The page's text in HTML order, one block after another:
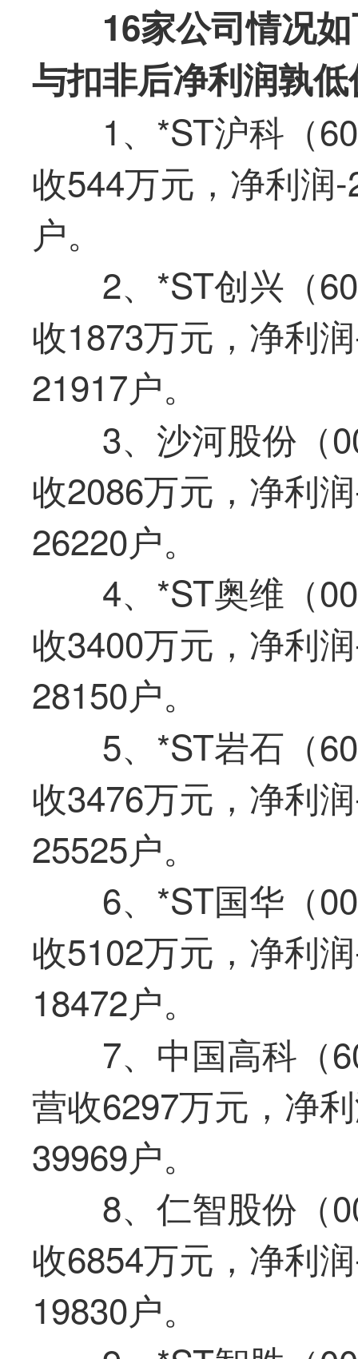
16家公司情况
与扣非后净利润孰
1、*ST沪科（
收544万元，净利润
户。
2、*ST创兴（
收1873万元，净利
21917户。
3、沙河股份（
收2086万元，净利
26220户。
4、*ST奥维（
收3400万元，净利
28150户。
5、*ST岩石（
收3476万元，净利
25525户。
6、*ST国华（
收5102万元，净利
18472户。
7、中国高科（
营收6297万元，净
39969户。
8、仁智股份（
收6854万元，净利
19830户。